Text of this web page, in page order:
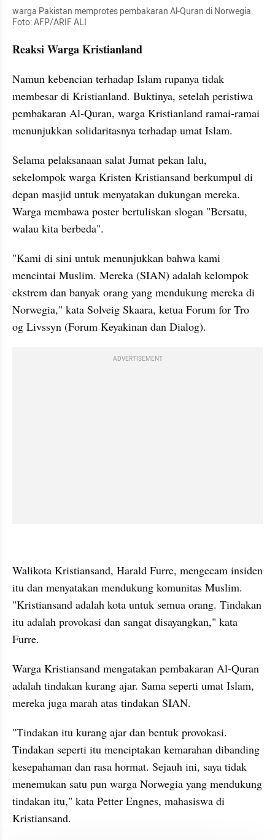
warga Pakistan memprotes pembakaran Al-Quran di Norwegia.
Foto: AFP/ARIF ALI
Reaksi Warga Kristianland
Namun kebencian terhadap Islam rupanya tidak
membesar di Kristianland. Buktinya, setelah peristiwa
pembakaran Al-Quran, warga Kristianland ramai-ramai
menunjukkan solidaritasnya terhadap umat Islam.
Selama pelaksanaan salat Jumat pekan lalu,
sekelompok warga Kristen Kristiansand berkumpul di
depan masjid untuk menyatakan dukungan mereka.
Warga membawa poster bertuliskan slogan "Bersatu,
walau kita berbeda".
"Kami di sini untuk menunjukkan bahwa kami
mencintai Muslim. Mereka (SIAN) adalah kelompok
ekstrem dan banyak orang yang mendukung mereka di
Norwegia," kata Solveig Skaara, ketua Forum for Tro
og Livssyn (Forum Keyakinan dan Dialog).
ADVERTISEMENT
Walikota Kristiansand, Harald Furre, mengecam insiden
itu dan menyatakan mendukung komunitas Muslim.
"Kristiansand adalah kota untuk semua orang. Tindakan
itu adalah provokasi dan sangat disayangkan," kata
Furre.
Warga Kristiansand mengatakan pembakaran Al-Quran
adalah tindakan kurang ajar. Sama seperti umat Islam,
mereka juga marah atas tindakan SIAN.
"Tindakan itu kurang ajar dan bentuk provokasi.
Tindakan seperti itu menciptakan kemarahan dibanding
kesepahaman dan rasa hormat. Sejauh ini, saya tidak
menemukan satu pun warga Norwegia yang mendukung
tindakan itu," kata Petter Engnes, mahasiswa di
Kristiansand.